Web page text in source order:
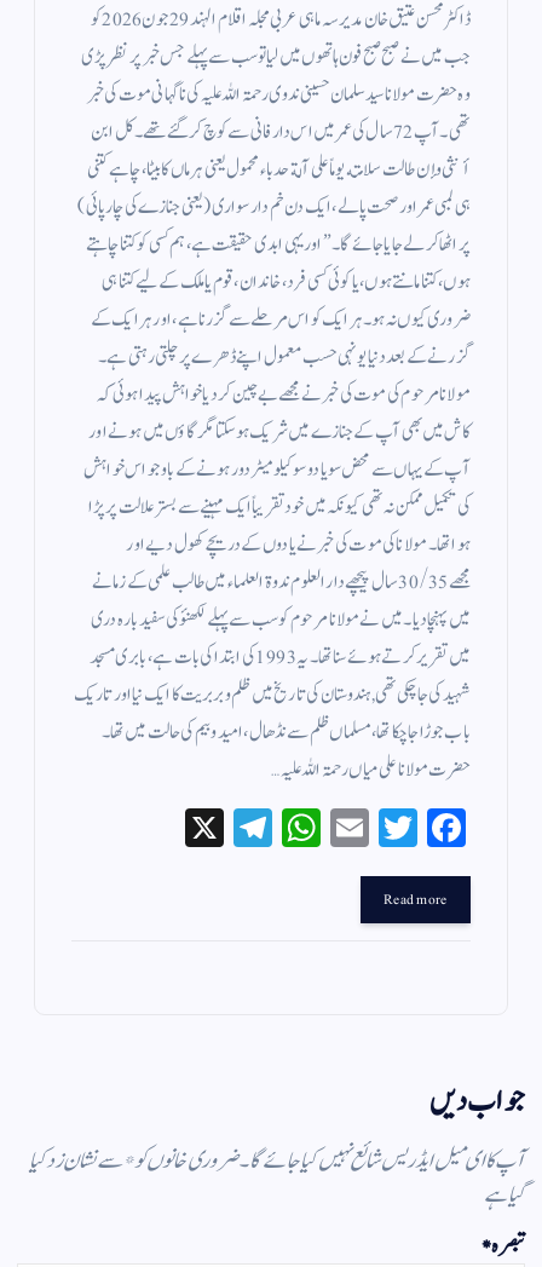
ڈاکٹر محسن عتیق خان مدیر سہ ماہی عربی مجلہ اقلام الہند 29 جون 2026 کو
جب میں نے صبح صبح فون ہاتھوں میں لیا تو سب سے پہلے جس خبر پر نظر پڑی
وہ حضرت مولانا سید سلمان حسینی ندوی رحمۃ اللہ علیہ کی ناگہانی موت کی خبر
تھی۔ آپ 72 سال کی عمر میں اس دار فانی سے کوچ کر گئے تھے۔ كل ابن
أنثى وإن طالت سلامته يوماً على آلة حدباء محمول یعنی ہر ماں کا بیٹا، چاہے کتنی
ہی لمبی عمر اور صحت پا لے، ایک دن خم دار سواری (یعنی جنازے کی چارپائی)
پر اٹھا کر لے جایا جائے گا۔” اور یہی ابدی حقیقت ہے، ہم کسی کو کتنا چاہتے
ہوں، کتنا مانتے ہوں، یا کوئی کسی فرد، خاندان، قوم یا ملک کے لیے کتنا ہی
ضروری کیوں نہ ہو۔ ہر ایک کو اس مرحلے سے گزرنا ہے، اور ہر ایک کے
گزرنے کے بعد دنیا یونہی حسب معمول اپنے ڈھرے پر چلتی رہتی ہے۔
مولانا مرحوم کی موت کی خبر نے مجھے بے چین کر دیا خواہش پیدا ہوئی کہ
کاش میں بھی آپ کے جنازے میں شریک ہو سکتا مگر گاؤں میں ہونے اور
آپ کے یہاں سے محض سو یا دو سو کیلو میٹر دور ہونے کے باوجو اس خواہش
کی تکمیل ممکن نہ تھی کیونکہ میں خود تقریباً ایک مہینے سے بستر علالت پر پڑا
ہوا تھا۔ مولانا کی موت کی خبر نے یادوں کے دریچے کھول دیے اور
مجھے 30/35 سال پیچھے دار العلوم ندوۃ العلماء میں طالب علمی کے زمانے
میں پہنچا دیا۔ میں نے مولانا مرحوم کو سب سے پہلے لکھنؤ کی سفید بارہ دری
میں تقریر کرتے ہوئے سنا تھا۔ یہ 1993 کی ابتدا کی بات ہے، بابری مسجد
شہید کی جا چکی تھی, ہندوستان کی تاریخ میں ظلم و بربریت کا ایک نیا اور تاریک
باب جوڑا جا چکا تھا، مسلماں ظلم سے نڈھال، امید و بیم کی حالت میں تھا۔
حضرت مولانا علی میاں رحمۃ اللہ علیہ…
Fa
ce
bo
ok
T
wi
r
E
m
W
ha
Te
le
Read more
جواب دیں
آپ کا ای میل ایڈریس شائع نہیں کیا جائے گا۔ضروری خانوں کو*سے نشان زد کیا
گیا ہے
تبصرہ*